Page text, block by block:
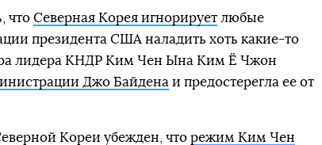
что Северная Корея игнорируетлюбые
президента США наладить хоть какие-то
лидера КНДР Ким Чен Ына Ким Ё Чжон
Джо Байдена и предостерегла ее от
Кореи убежден, что режим Ким Чен